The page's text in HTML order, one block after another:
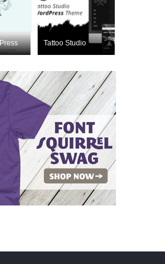
Tattoo Studio
Nulled
2260020